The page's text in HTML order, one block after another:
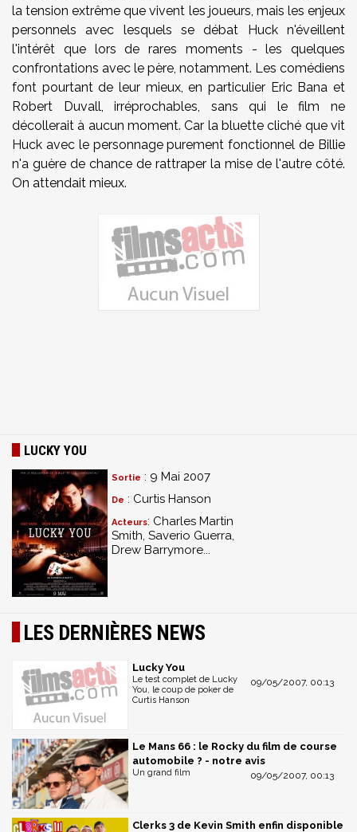
la tension extrême que vivent les joueurs, mais les enjeux
personnels avec lesquels se débat Huck n'éveillent
l'intérêt que lors de rares moments - les quelques
confrontations avec le père, notamment. Les comédiens
font pourtant de leur mieux, en particulier Eric Bana et
Robert Duvall, irréprochables, sans qui le film ne
décollerait à aucun moment. Car la bluette cliché que vit
Huck avec le personnage purement fonctionnel de Billie
n'a guère de chance de rattraper la mise de l'autre côté.
On attendait mieux.
LUCKY YOU
Sortie : 9 Mai 2007
De : Curtis Hanson
Acteurs: Charles Martin
Smith, Saverio Guerra,
Drew Barrymore...
LES DERNIÈRES NEWS
Lucky You
09/05/2007, 00:13
Le test complet de Lucky
You, le coup de poker de
Curtis Hanson
Le Mans 66 : le Rocky du film de course
automobile ? - notre avis
09/05/2007, 00:13
Un grand film
Clerks 3 de Kevin Smith enfin disponible